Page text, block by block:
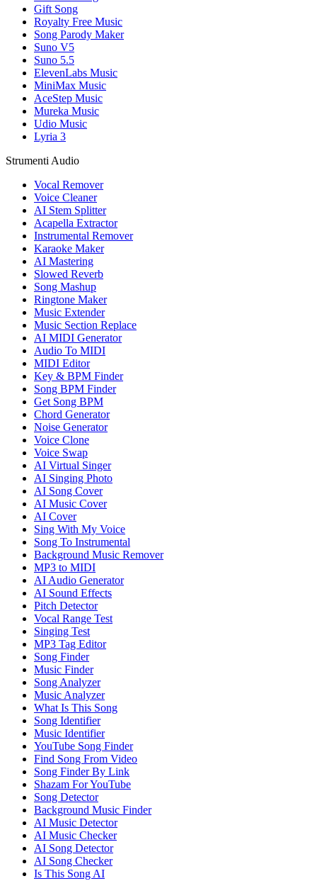
Gift Song
Royalty Free Music
Song Parody Maker
Suno V5
Suno 5.5
ElevenLabs Music
MiniMax Music
AceStep Music
Mureka Music
Udio Music
Lyria 3
Strumenti Audio
Vocal Remover
Voice Cleaner
AI Stem Splitter
Acapella Extractor
Instrumental Remover
Karaoke Maker
AI Mastering
Slowed Reverb
Song Mashup
Ringtone Maker
Music Extender
Music Section Replace
AI MIDI Generator
Audio To MIDI
MIDI Editor
Key & BPM Finder
Song BPM Finder
Get Song BPM
Chord Generator
Noise Generator
Voice Clone
Voice Swap
AI Virtual Singer
AI Singing Photo
AI Song Cover
AI Music Cover
AI Cover
Sing With My Voice
Song To Instrumental
Background Music Remover
MP3 to MIDI
AI Audio Generator
AI Sound Effects
Pitch Detector
Vocal Range Test
Singing Test
MP3 Tag Editor
Song Finder
Music Finder
Song Analyzer
Music Analyzer
What Is This Song
Song Identifier
Music Identifier
YouTube Song Finder
Find Song From Video
Song Finder By Link
Shazam For YouTube
Song Detector
Background Music Finder
AI Music Detector
AI Music Checker
AI Song Detector
AI Song Checker
Is This Song AI